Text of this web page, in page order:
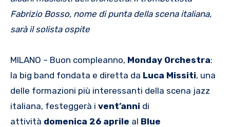
Fabrizio Bosso, nome di punta della scena italiana,
sarà il solista ospite
MILANO – Buon compleanno, Monday Orchestra:
la big band fondata e diretta da Luca Missiti, una
delle formazioni più interessanti della scena jazz
italiana, festeggerà i vent’anni di
attività domenica 26 aprile al Blue